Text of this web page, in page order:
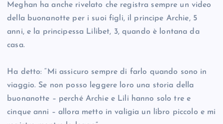
Meghan ha anche rivelato che registra sempre un video
della buonanotte per i suoi figli, il principe Archie, 5
anni, e la principessa Lilibet, 3, quando è lontana da
casa.
Ha detto: “Mi assicuro sempre di farlo quando sono in
viaggio. Se non posso leggere loro una storia della
buonanotte – perché Archie e Lili hanno solo tre e
cinque anni – allora metto in valigia un libro piccolo e mi